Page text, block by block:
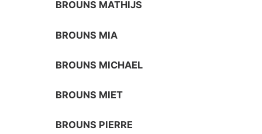
BROUNS MATHIJS
BROUNS MIA
BROUNS MICHAEL
BROUNS MIET
BROUNS PIERRE